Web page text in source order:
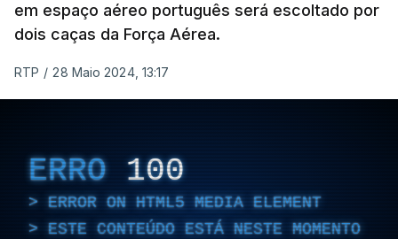
em espaço aéreo português será escoltado por
dois caças da Força Aérea.
RTP / 28 Maio 2024, 13:17
ERRO 100
ERROR ON HTML5 MEDIA ELEMENT
ESTE CONTEÚDO ESTÁ NESTE MOMENTO